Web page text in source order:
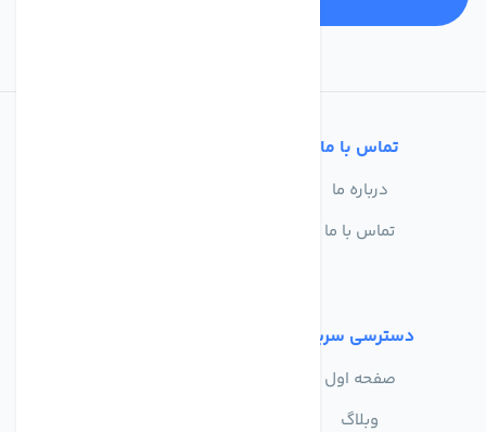
تماس با ما
درباره ما
تماس با ما
دسترسی سریع
صفحه اول
وبلاگ